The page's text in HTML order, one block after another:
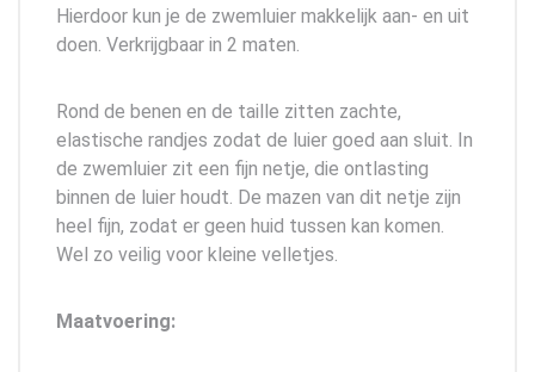
Hierdoor kun je de zwemluier makkelijk aan- en uit
doen. Verkrijgbaar in 2 maten.
Rond de benen en de taille zitten zachte,
elastische randjes zodat de luier goed aan sluit. In
de zwemluier zit een fijn netje, die ontlasting
binnen de luier houdt. De mazen van dit netje zijn
heel fijn, zodat er geen huid tussen kan komen.
Wel zo veilig voor kleine velletjes.
Maatvoering: